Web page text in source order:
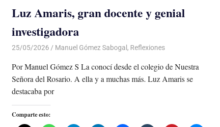
Luz Amaris, gran docente y genial
investigadora
25/05/2026 De todo un Poco
Manuel Gómez Sabogal , Reflexiones
Por Manuel Gómez S La conocí desde el colegio de Nuestra
Señora del Rosario. A ella y a muchas más. Luz Amaris se
destacaba por
Comparte esto: